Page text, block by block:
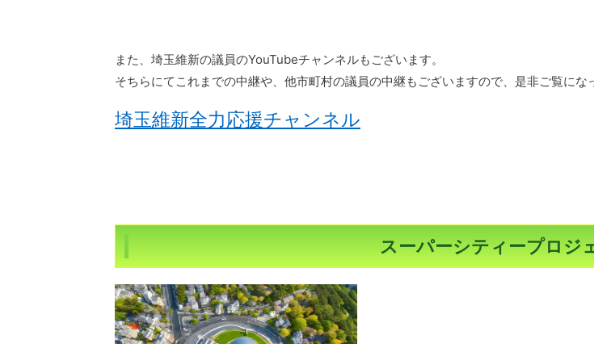
また、埼玉維新の議員のYouTubeチャンネルもございます。
そちらにてこれまでの中継や、他市町村の議員の中継もございますので、是非ご覧にな
埼玉維新全力応援チャンネル
スーパーシティープロジ